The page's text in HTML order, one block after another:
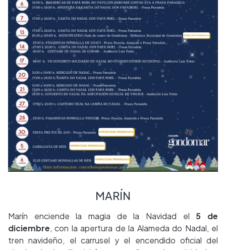
MARÍN
Marín enciende la magia de la Navidad el 5 de
diciembre, con la apertura de la Alameda do Nadal, el
tren navideño, el carrusel y el encendido oficial del